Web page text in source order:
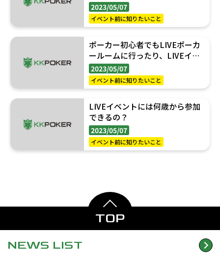
2023/05/07
イベント前に知りたいこと
ポーカー初心者でもLIVEポーカ
ールームに行ったり、LIVEイベ
ントに参加してもいいのか
な……。
2023/05/07
イベント前に知りたいこと
LIVEイベントには何歳から参加
できるの？
2023/05/07
イベント前に知りたいこと
TOP
NEWS LIST